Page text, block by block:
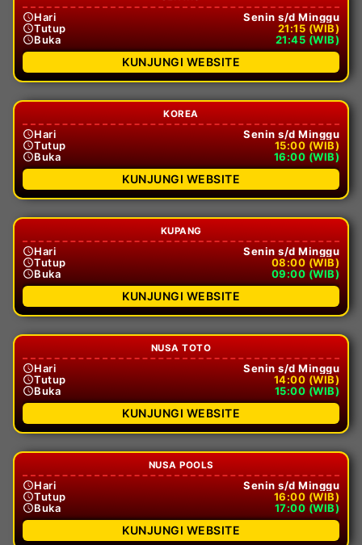
Hari
Senin s/d Minggu
Tutup
21:15 (WIB)
Buka
21:45 (WIB)
KUNJUNGI WEBSITE
KOREA
Hari
Senin s/d Minggu
Tutup
15:00 (WIB)
Buka
16:00 (WIB)
KUNJUNGI WEBSITE
KUPANG
Hari
Senin s/d Minggu
Tutup
08:00 (WIB)
Buka
09:00 (WIB)
KUNJUNGI WEBSITE
NUSA TOTO
Hari
Senin s/d Minggu
Tutup
14:00 (WIB)
Buka
15:00 (WIB)
KUNJUNGI WEBSITE
NUSA POOLS
Hari
Senin s/d Minggu
Tutup
16:00 (WIB)
Buka
17:00 (WIB)
KUNJUNGI WEBSITE